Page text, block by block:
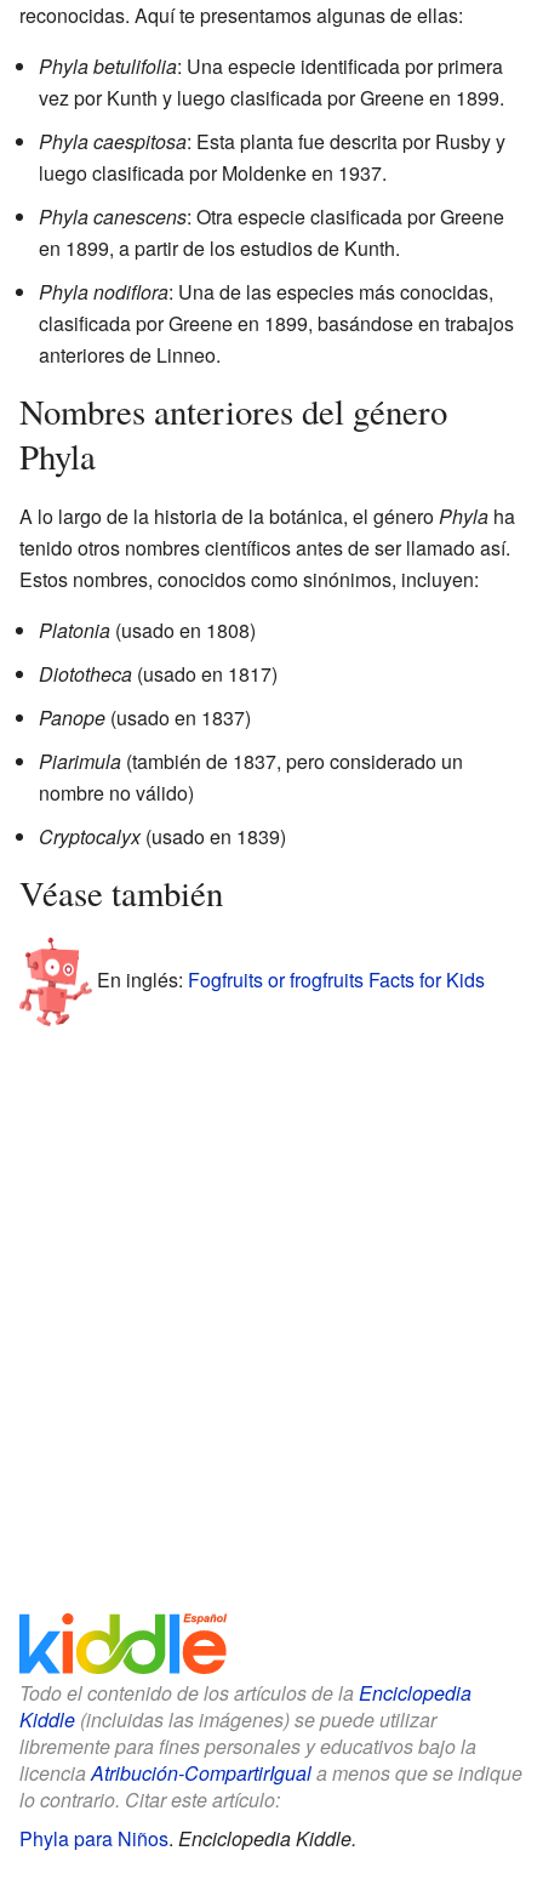
reconocidas. Aquí te presentamos algunas de ellas:
Phyla betulifolia: Una especie identificada por primera
vez por Kunth y luego clasificada por Greene en 1899.
Phyla caespitosa: Esta planta fue descrita por Rusby y
luego clasificada por Moldenke en 1937.
Phyla canescens: Otra especie clasificada por Greene
en 1899, a partir de los estudios de Kunth.
Phyla nodiflora: Una de las especies más conocidas,
clasificada por Greene en 1899, basándose en trabajos
anteriores de Linneo.
Nombres anteriores del género
Phyla
A lo largo de la historia de la botánica, el géneroPhyla ha
tenido otros nombres científicos antes de ser llamado así.
Estos nombres, conocidos como sinónimos, incluyen:
Platonia (usado en 1808)
Diototheca (usado en 1817)
Panope (usado en 1837)
Piarimula (también de 1837, pero considerado un
nombre no válido)
Cryptocalyx(usado en 1839)
Véase también
En inglés: Fogfruits or frogfruits Facts for Kids
Todo el contenido de los artículos de la Enciclopedia
Kiddle (incluidas las imágenes) se puede utilizar
libremente para fines personales y educativos bajo la
licenciaAtribución-CompartirIguala menos que se indique
lo contrario. Citar este artículo:
Phyla para Niños. Enciclopedia Kiddle.